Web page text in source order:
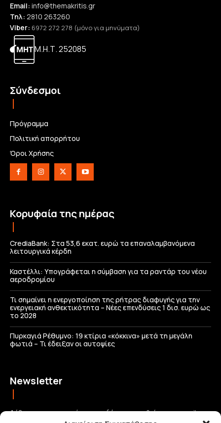
Email: info@themakritis.gr
Τηλ: 2810 263260
Viber: 6972 272 278 (μόνο για μηνύματα)
Μ.Η.Τ. 252085
Σύνδεσμοι
Πρόγραμμα
Πολιτική απορρήτου
Όροι Χρήσης
Κορυφαία της ημέρας
CrediaBank: Στα 53,6 εκατ. ευρώ τα επαναλαμβανόμενα
λειτουργικά κέρδη
Καστέλλι: Υπογράφεται η σύμβαση για τα ραντάρ του νέου
αεροδρομίου
Τι σημαίνει η ενεργοποίηση της ρήτρας διαφυγής για την
ενεργειακή ανθεκτικότητα – Νέες επενδύσεις 1 δισ. ευρώ ως
το 2028
Πυρκαγιά Ρέθυμνο: 19 κτίρια «κόκκινα» μετά τη μεγάλη
φωτιά – Τι έδειξαν οι αυτοψίες
Newsletter
Λάβετε τις σημαντικότερες ειδήσεις απευθείας στο email σας